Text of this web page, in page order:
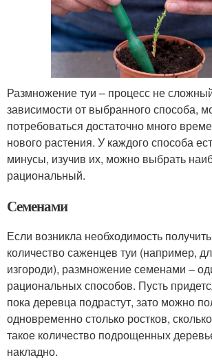
Размножение туи – процесс не
зависимости от выбранного способа,
потребоваться достаточно много
нового растения. У каждого способа
минусы, изучив их, можно выбрать
рациональный.
Семенами
Если возникла необходимость
количество саженцев туи (например,
изгороди), размножение семенами –
рациональных способов. Пусть
пока деревца подрастут, зато можно
одновременно столько ростков,
такое количество подрощенных
накладно.